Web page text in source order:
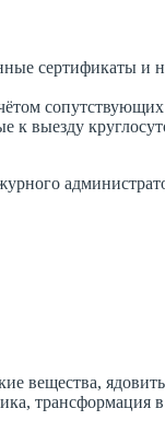
сертификаты
к выезду
вещества,
трансформация